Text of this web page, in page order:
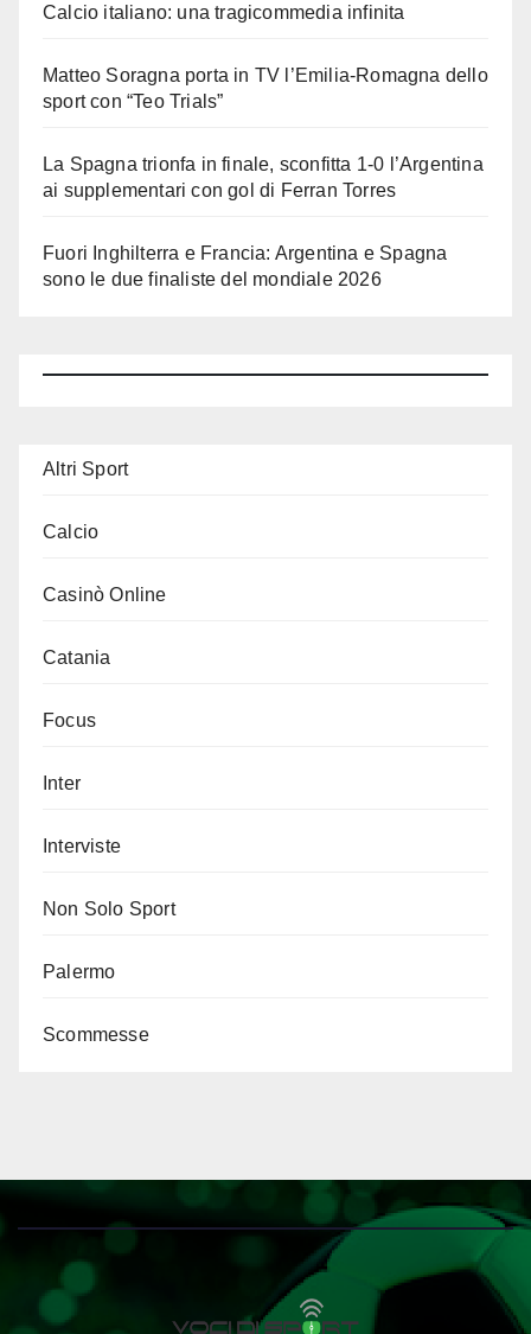
Calcio italiano: una tragicommedia infinita
Matteo Soragna porta in TV l’Emilia-Romagna dello
sport con “Teo Trials”
La Spagna trionfa in finale, sconfitta 1-0 l’Argentina
ai supplementari con gol di Ferran Torres
Fuori Inghilterra e Francia: Argentina e Spagna
sono le due finaliste del mondiale 2026
Altri Sport
Calcio
Casinò Online
Catania
Focus
Inter
Interviste
Non Solo Sport
Palermo
Scommesse